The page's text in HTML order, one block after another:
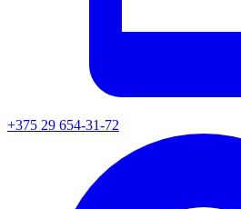
+375 29 654-31-72